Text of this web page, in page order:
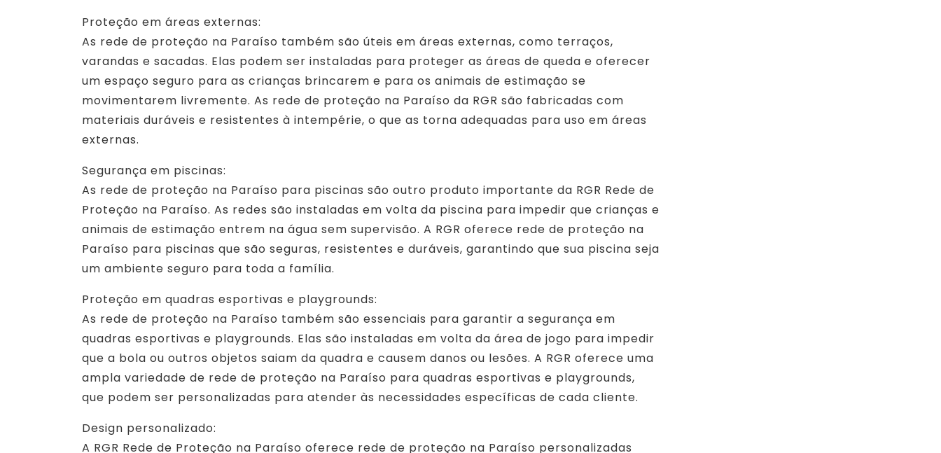
Proteção em áreas externas:
As rede de proteção na Paraíso também são úteis em áreas externas, como terraços,
varandas e sacadas. Elas podem ser instaladas para proteger as áreas de queda e oferecer
um espaço seguro para as crianças brincarem e para os animais de estimação se
movimentarem livremente. As rede de proteção na Paraíso da RGR são fabricadas com
materiais duráveis e resistentes à intempérie, o que as torna adequadas para uso em áreas
externas.
Segurança em piscinas:
As rede de proteção na Paraíso para piscinas são outro produto importante da RGR Rede de
Proteção na Paraíso. As redes são instaladas em volta da piscina para impedir que crianças e
animais de estimação entrem na água sem supervisão. A RGR oferece rede de proteção na
Paraíso para piscinas que são seguras, resistentes e duráveis, garantindo que sua piscina seja
um ambiente seguro para toda a família.
Proteção em quadras esportivas e playgrounds:
As rede de proteção na Paraíso também são essenciais para garantir a segurança em
quadras esportivas e playgrounds. Elas são instaladas em volta da área de jogo para impedir
que a bola ou outros objetos saiam da quadra e causem danos ou lesões. A RGR oferece uma
ampla variedade de rede de proteção na Paraíso para quadras esportivas e playgrounds,
que podem ser personalizadas para atender às necessidades específicas de cada cliente.
Design personalizado:
A RGR Rede de Proteção na Paraíso oferece rede de proteção na Paraíso personalizadas